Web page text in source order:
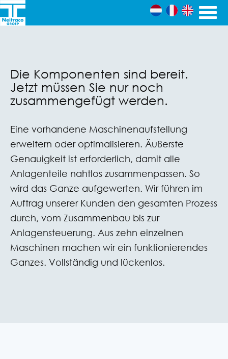
Skip to content
Groep
Die Komponenten sind bereit.
Jetzt müssen Sie nur noch
zusammengefügt werden.
Eine vorhandene Maschinenaufstellung
erweitern oder optimalisieren. Äußerste
Genauigkeit ist erforderlich, damit alle
Anlagenteile nahtlos zusammenpassen. So
wird das Ganze aufgewerten. Wir führen im
Auftrag unserer Kunden den gesamten Prozess
durch, vom Zusammenbau bis zur
Anlagensteuerung. Aus zehn einzelnen
Maschinen machen wir ein funktionierendes
Ganzes. Vollständig und lückenlos.